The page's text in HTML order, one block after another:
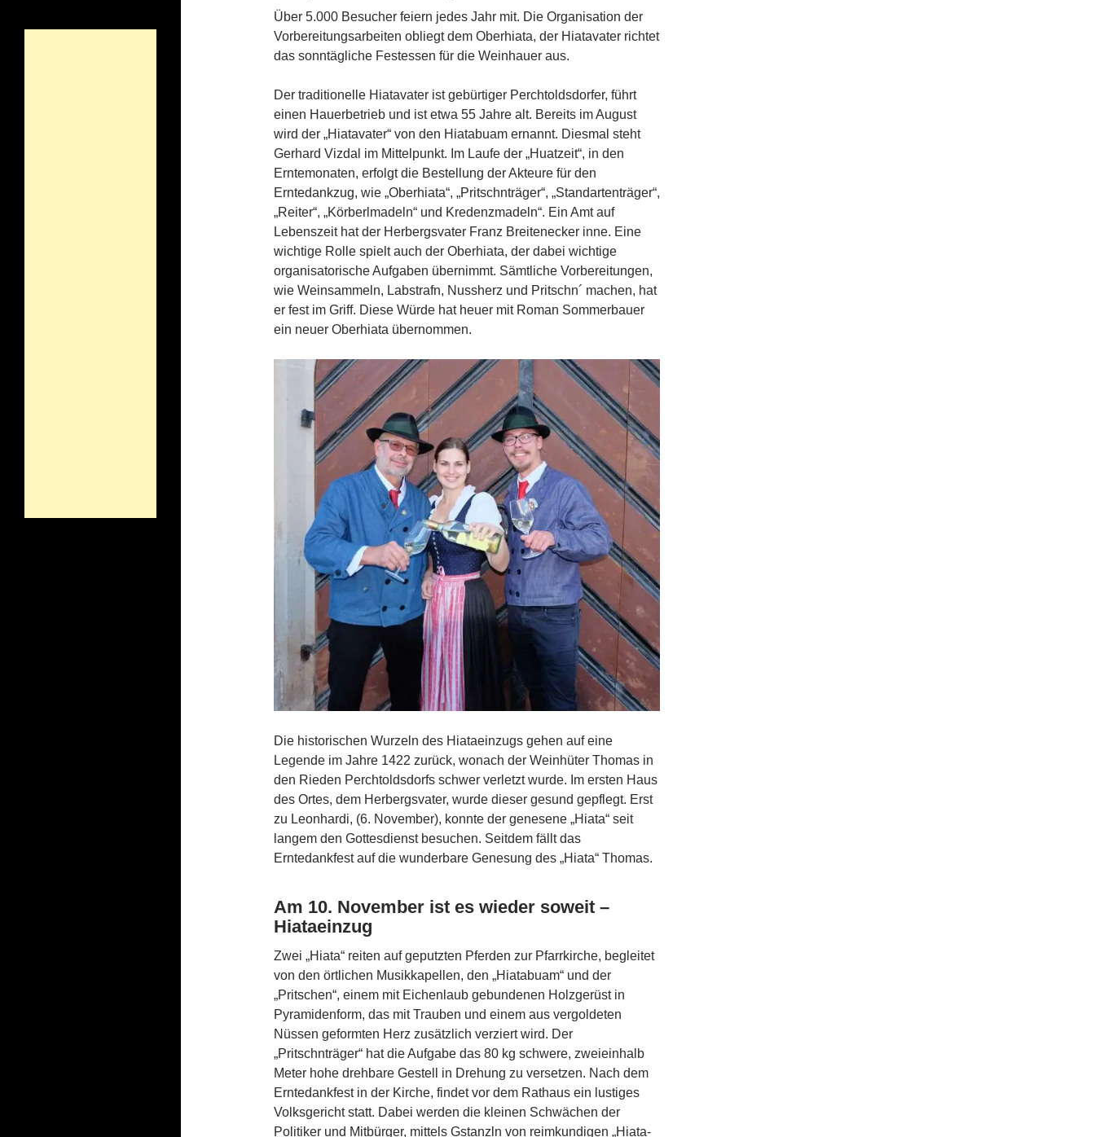
Über 5.000 Besucher feiern jedes Jahr mit. Die Organisation der
Vorbereitungsarbeiten obliegt dem Oberhiata, der Hiatavater richtet
das sonntägliche Festessen für die Weinhauer aus.
Der traditionelle Hiatavater ist gebürtiger Perchtoldsdorfer, führt
einen Hauerbetrieb und ist etwa 55 Jahre alt. Bereits im August
wird der „Hiatavater“ von den Hiatabuam ernannt. Diesmal steht
Gerhard Vizdal im Mittelpunkt. Im Laufe der „Huatzeit“, in den
Erntemonaten, erfolgt die Bestellung der Akteure für den
Erntedankzug, wie „Oberhiata“, „Pritschnträger“, „Standartenträger“,
„Reiter“, „Körberlmadeln“ und Kredenzmadeln“. Ein Amt auf
Lebenszeit hat der Herbergsvater Franz Breitenecker inne. Eine
wichtige Rolle spielt auch der Oberhiata, der dabei wichtige
organisatorische Aufgaben übernimmt. Sämtliche Vorbereitungen,
wie Weinsammeln, Labstrafn, Nussherz und Pritschn´ machen, hat
er fest im Griff. Diese Würde hat heuer mit Roman Sommerbauer
ein neuer Oberhiata übernommen.
Die historischen Wurzeln des Hiataeinzugs gehen auf eine
Legende im Jahre 1422 zurück, wonach der Weinhüter Thomas in
den Rieden Perchtoldsdorfs schwer verletzt wurde. Im ersten Haus
des Ortes, dem Herbergsvater, wurde dieser gesund gepflegt. Erst
zu Leon­hardi­, (6. November), konnte der genesene „Hiata“ seit
langem den Gottesdienst besuchen. Seitdem fällt das
Erntedankfest auf die wunderbare Genesung des „Hiata“ Thomas.
Am 10. November ist es wieder soweit –
Hiataeinzug
Zwei „Hiata“ reiten auf geputzten Pferden zur Pfarrkirche, begleitet
von den örtlichen Musikkapellen, den „Hiatabuam“ und der
„Pritschen“, einem mit Eichenlaub gebundenen Holzgerüst in
Pyramidenform, das mit Trauben und einem aus vergoldeten
Nüssen geformten Herz zusätzlich verziert wird. Der
„Pritschnträger“ hat die Aufgabe das 80 kg schwere, zweieinhalb
Meter hohe drehbare Gestell in Drehung zu versetzen. Nach dem
Erntedankfest in der Kirche, findet vor dem Rathaus ein lustiges
Volksgericht statt. Dabei werden die kleinen Schwächen der
Politiker und Mitbürger, mittels Gstanzln von reimkundigen „Hiata­